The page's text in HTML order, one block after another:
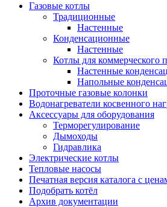
Газовые котлы
Традиционные
Настенные
Конденсационные
Настенные
Котлы для коммерческого
Настенные
Напольные
Проточные газовые колонки
Водонагреватели косвенного
Аксессуары для оборудования
Терморегулирование
Дымоходы
Гидравлика
Электрические котлы
Тепловые насосы
Печатная версия каталога с
Подобрать котёл
Архив документации